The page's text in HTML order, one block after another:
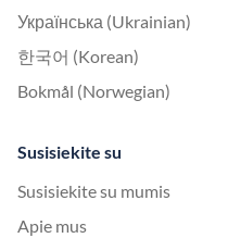
Українська (Ukrainian)
한국어 (Korean)
Bokmål (Norwegian)
Susisiekite su
Susisiekite su mumis
Apie mus